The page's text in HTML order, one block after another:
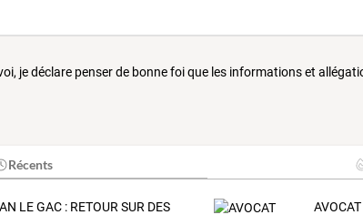
je déclare penser de bonne foi que les informations et
Récents
LEGAC:RETOUR SUR DES